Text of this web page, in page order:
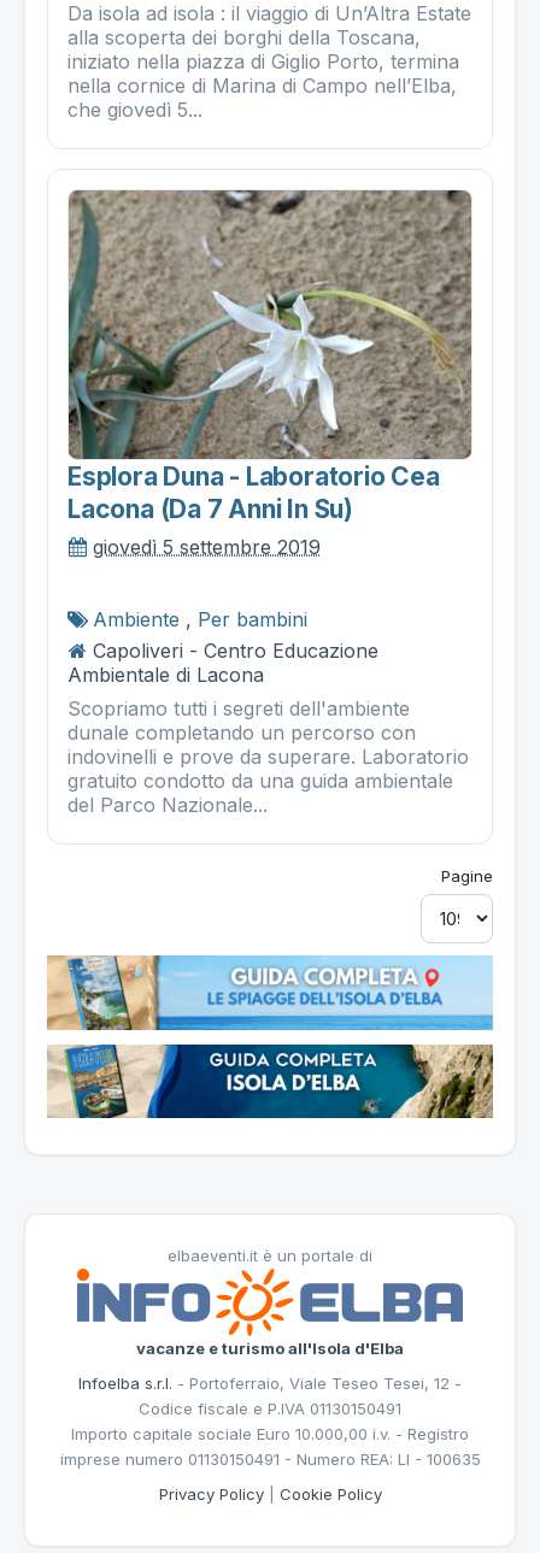
Da isola ad isola : il viaggio di Un’Altra Estate
alla scoperta dei borghi della Toscana,
iniziato nella piazza di Giglio Porto, termina
nella cornice di Marina di Campo nell’Elba,
che giovedì 5...
Esplora Duna - Laboratorio Cea
Lacona (da 7 Anni In Su)
giovedì 5 settembre 2019
Ambiente , Per bambini
Capoliveri - Centro Educazione
Ambientale di Lacona
Scopriamo tutti i segreti dell'ambiente
dunale completando un percorso con
indovinelli e prove da superare. Laboratorio
gratuito condotto da una guida ambientale
del Parco Nazionale...
Pagine
elbaeventi.it è un portale di
vacanze e turismo all'Isola d'Elba
Infoelba s.r.l. - Portoferraio, Viale Teseo Tesei, 12 -
Codice fiscale e P.IVA 01130150491
Importo capitale sociale Euro 10.000,00 i.v. - Registro
imprese numero 01130150491 - Numero REA: LI - 100635
Privacy Policy| Cookie Policy